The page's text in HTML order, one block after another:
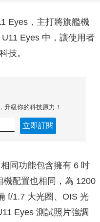
Eyes，主打將旗艦機
Eyes 中，讓使用者
技。
升級你的科技原力！
立即訂閱
同功能包含擁有 6 吋
配置也相同，為 1200
f/1.7 大光圈、OIS 光
Eyes 測試照片強調